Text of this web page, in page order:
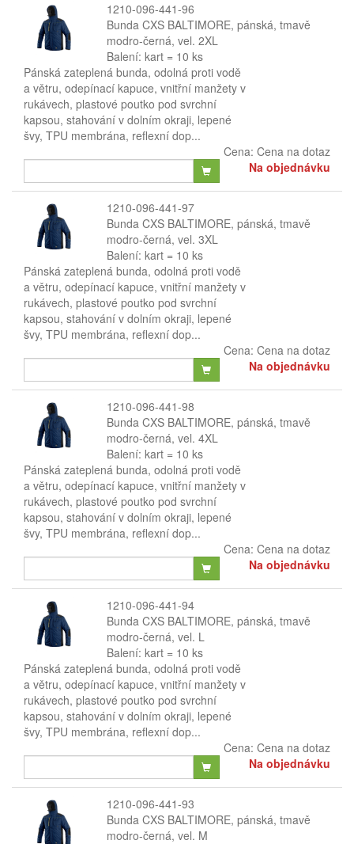
1210-096-441-96
Bunda CXS BALTIMORE, pánská, tmavě
modro-černá, vel. 2XL
Balení: kart = 10 ks
Pánská zateplená bunda, odolná proti vodě
a větru, odepínací kapuce, vnitřní manžety v
rukávech, plastové poutko pod svrchní
kapsou, stahování v dolním okraji, lepené
švy, TPU membrána, reflexní dop...
Cena: Cena na dotaz
Na objednávku
1210-096-441-97
Bunda CXS BALTIMORE, pánská, tmavě
modro-černá, vel. 3XL
Balení: kart = 10 ks
Pánská zateplená bunda, odolná proti vodě
a větru, odepínací kapuce, vnitřní manžety v
rukávech, plastové poutko pod svrchní
kapsou, stahování v dolním okraji, lepené
švy, TPU membrána, reflexní dop...
Cena: Cena na dotaz
Na objednávku
1210-096-441-98
Bunda CXS BALTIMORE, pánská, tmavě
modro-černá, vel. 4XL
Balení: kart = 10 ks
Pánská zateplená bunda, odolná proti vodě
a větru, odepínací kapuce, vnitřní manžety v
rukávech, plastové poutko pod svrchní
kapsou, stahování v dolním okraji, lepené
švy, TPU membrána, reflexní dop...
Cena: Cena na dotaz
Na objednávku
1210-096-441-94
Bunda CXS BALTIMORE, pánská, tmavě
modro-černá, vel. L
Balení: kart = 10 ks
Pánská zateplená bunda, odolná proti vodě
a větru, odepínací kapuce, vnitřní manžety v
rukávech, plastové poutko pod svrchní
kapsou, stahování v dolním okraji, lepené
švy, TPU membrána, reflexní dop...
Cena: Cena na dotaz
Na objednávku
1210-096-441-93
Bunda CXS BALTIMORE, pánská, tmavě
modro-černá, vel. M